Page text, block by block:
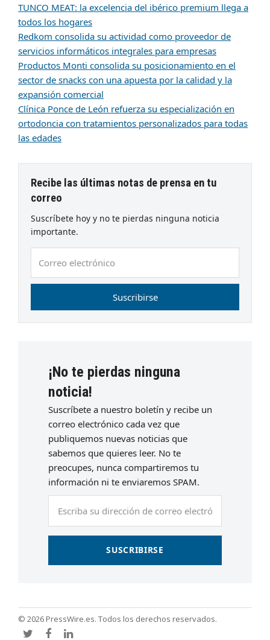
TUNCO MEAT: la excelencia del ibérico premium llega a
todos los hogares
Redkom consolida su actividad como proveedor de
servicios informáticos integrales para empresas
Productos Monti consolida su posicionamiento en el
sector de snacks con una apuesta por la calidad y la
expansión comercial
Clínica Ponce de León refuerza su especialización en
ortodoncia con tratamientos personalizados para todas
las edades
Recibe las últimas notas de prensa en tu
correo
Suscríbete hoy y no te pierdas ninguna noticia
importante.
electrónico
Suscribirse
¡No te pierdas ninguna
noticia!
Suscríbete a nuestro boletín y recibe un
correo electrónico cada vez que
publiquemos nuevas noticias que
sabemos que quieres leer. No te
preocupes, nunca compartiremos tu
información ni te enviaremos SPAM.
SUSCRIBIRSE
© 2026 PressWire.es. Todos los derechos reservados.